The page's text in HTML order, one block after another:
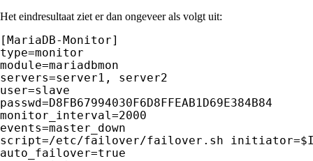
Het eindresultaat ziet er dan ongeveer als volgt uit:
[MariaDB-Monitor]
type=monitor
module=mariadbmon
servers=server1, server2
user=slave
passwd=D8FB67994030F6D8FFEAB1D69E384B84
monitor_interval=2000
events=master_down
script=/etc/failover/failover.sh
auto_failover=true